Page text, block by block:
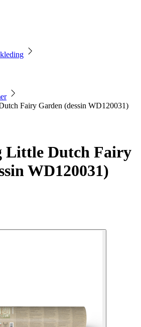
Fairy Garden (dessin WD120031)
Little Dutch Fairy
WD120031)